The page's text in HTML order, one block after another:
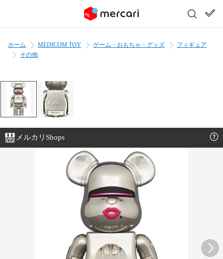
ホーム MEDICOM TOY ゲーム・おもちゃ・グッズ
フィギュア
その他
メルカリShops